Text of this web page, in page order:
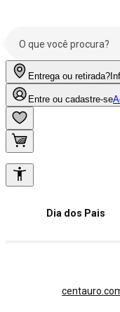
Entrega ou retirada?
Entre ou cadastre-se
Dia dos Pais